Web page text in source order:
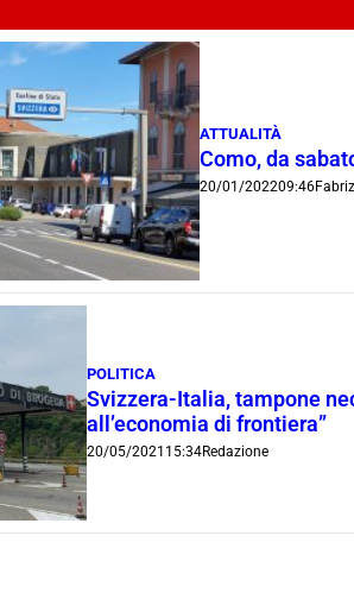
ATTUALITÀ
Como, da
20/01/202209:46
POLITICA
Svizzera-Italia, tampone
all’economia di frontiera”
20/05/2021 15:34Redazione